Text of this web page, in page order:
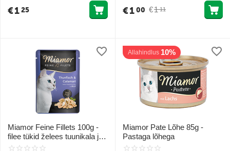
€125 €1 11
€100
Miamor Feine Fillets 100g -
filee tükid želees tuunikala ja
kalmaaridega
Allahindlus 10%
Miamor Pate Lõhe 85g -
Pastaga lõhega